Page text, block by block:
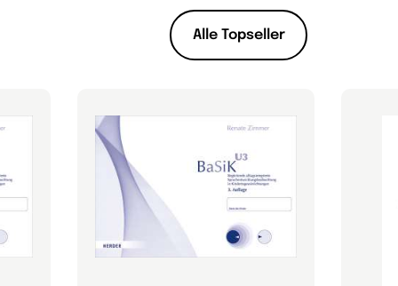
Alle Topseller